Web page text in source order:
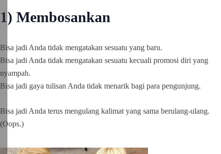
1) Membosankan
Bisa jadi Anda tidak mengatakan sesuatu yang baru.
Bisa jadi Anda tidak mengatakan sesuatu kecuali promosi diri yang
nyampah.
Bisa jadi gaya tulisan Anda tidak menarik bagi para pengunjung.
Bisa jadi Anda terus mengulang kalimat yang sama berulang-ulang.
(Oops.)